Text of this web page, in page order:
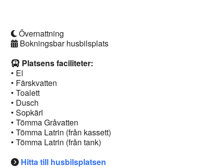
Övernattning
Bokningsbar husbilsplats
Platsens faciliteter:
• El
• Färskvatten
• Toalett
• Dusch
• Sopkärl
• Tömma Gråvatten
• Tömma Latrin (från kassett)
• Tömma Latrin (från tank)
Hitta till husbilsplatsen